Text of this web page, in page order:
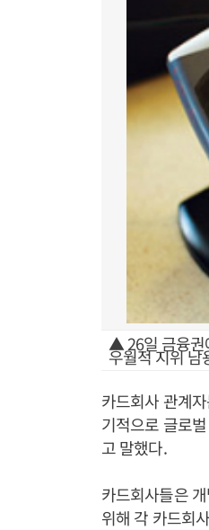
▲ 26일 금융권
우월적 지위 남
카드회사 관계
기적으로 글로
고 말했다.
카드회사들은
위해 각 카드회